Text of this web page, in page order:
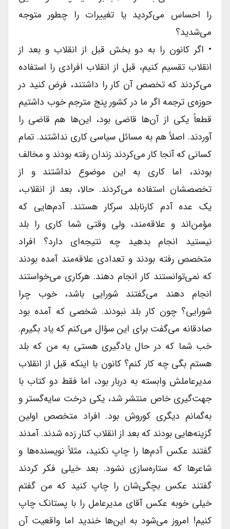
را احساس می‌کردید یا تغییرات را چطور متوجه
می‌شدید؟
• اگر کانون را به دو بخش قبل از انقلاب و بعد از
انقلاب تقسیم کنیم، قبل از انقلاب افرادی را استفاده
می‌کردند که تخصص آن کار را داشتند، فرض کنید در
حوزه‌ی ترجمه اگر ما در کشور پنج مترجم خوب داشتیم
قطعاً یکی از آن‌ها قاضی بود، این‌ها هم قاضی را
آوردند. اصلاً هم به مسائل سیاسی کاری نداشتند. تمام
کسانی که آنجا کار می‌کردند زندان رفته بودند و مخالف
بودند، اما کاری به این موضوع نداشتند و از
تخصصشان استفاده می‌کردند. حالا، بعد از انقلاب،
یک عده آدم کارنابلد سرکار هستند. آدم‌هایی که
مؤمن‌اند و علاقه‌مند، ولی وقتی شما کاری را بلد
نیستید انجام بدهید چه نتیجه‌ای دارد؟ افراد
متخصص رفته بودند و تعدادی علاقه‌مند آمده بودند
که نمی‌توانستند کار ا‌نجام دهند. هرکاری می‌خواستند
انجام دهند می‌گفتند شورایی باشد، خوب چرا
شورایی؟ چون کار بلد نبودند. شخصی که آمده بود
صادقانه می‌گفت برای این سؤال می‌کنم که یاد بگیرم.
خب شما که در حال یادگیری هستی به من که بلد
هستم بگی چه کار کنم؟ کانون با اینکه قبل از انقلاب
مدیرعاملش وابسته‌ به دربار بود، اما فقط دو کتاب با
جهت‌گیری خاص منتشر شد، یکی درخت سایه‌گستر و
به‌گمانم دیگری کوروش بود. افراد متخصص اولین
گزینه‌هایی بودند که بعد از انقلاب کنار زده شدند. آمدند
گفتند عکس آدم‌ها را چاپ نکنید، مثلاً نویسنده‌ها و
شاعرها که ستاره‌سازی نشود. بعد خیلی فکر کردند
گفتند عکس بچگی‌شان را چاپ کنید که من گفتم
خیلی خوبه عکس آقای مدیرعامل را با پستانک چاپ
کنیم! امروز می‌شود به این‌ها خندید اما واقعیت آن